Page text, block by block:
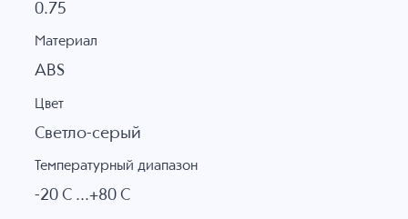
0.75
Материал
ABS
Цвет
Светло-серый
Температурный диапазон
-20 C ...+80 C